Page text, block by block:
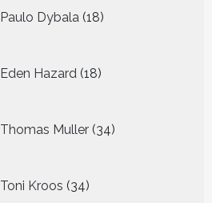
Paulo Dybala 18
producten
Eden Hazard 18
producten
Thomas Muller 34
producten
Toni Kroos 34
producten